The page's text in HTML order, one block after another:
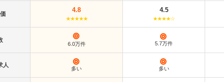
4.8
★★★★★
4.5
★★★★☆
6.0万件 5.7万件
人 多い 多い